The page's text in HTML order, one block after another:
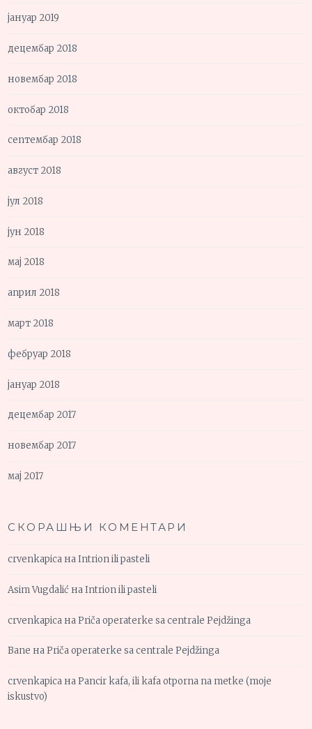
јануар 2019
децембар 2018
новембар 2018
октобар 2018
септембар 2018
август 2018
јул 2018
јун 2018
мај 2018
април 2018
март 2018
фебруар 2018
јануар 2018
децембар 2017
новембар 2017
мај 2017
СКОРАШЊИ КОМЕНТАРИ
crvenkapica наIntrion ili pasteli
Asim Vugdalić наIntrion ili pasteli
crvenkapica наPriča operaterke sa centrale Pejdžinga
Bane наPriča operaterke sa centrale Pejdžinga
crvenkapica наPancir kafa, ili kafa otporna na metke (moje
iskustvo)